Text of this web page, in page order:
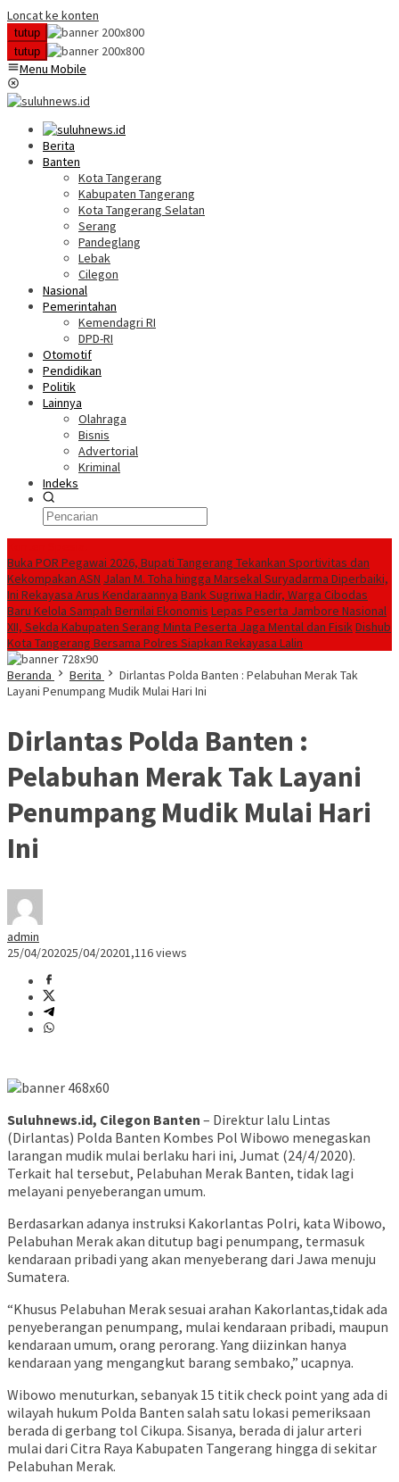
Loncat ke konten
tutup
tutup
Menu Mobile
Berita
Banten
Kota Tangerang
Kabupaten Tangerang
Kota Tangerang Selatan
Serang
Pandeglang
Lebak
Cilegon
Nasional
Pemerintahan
Kemendagri RI
DPD-RI
Otomotif
Pendidikan
Politik
Lainnya
Olahraga
Bisnis
Advertorial
Kriminal
Indeks
Buka POR Pegawai 2026, Bupati Tangerang Tekankan Sportivitas dan
Kekompakan ASN Jalan M. Toha hingga Marsekal Suryadarma Diperbaiki,
Ini Rekayasa Arus Kendaraannya Bank Sugriwa Hadir, Warga Cibodas
Baru Kelola Sampah Bernilai Ekonomis Lepas Peserta Jambore Nasional
XII, Sekda Kabupaten Serang Minta Peserta Jaga Mental dan FisikDishub
Kota Tangerang Bersama Polres Siapkan Rekayasa Lalin
Beranda
Berita
Dirlantas Polda Banten : Pelabuhan Merak Tak
Layani Penumpang Mudik Mulai Hari Ini
Dirlantas Polda Banten :
Pelabuhan Merak Tak Layani
Penumpang Mudik Mulai Hari
Ini
admin
25/04/202025/04/20201,116 views
Suluhnews.id, Cilegon Banten – Direktur lalu Lintas
(Dirlantas) Polda Banten Kombes Pol Wibowo menegaskan
larangan mudik mulai berlaku hari ini, Jumat (24/4/2020).
Terkait hal tersebut, Pelabuhan Merak Banten, tidak lagi
melayani penyeberangan umum.
Berdasarkan adanya instruksi Kakorlantas Polri, kata Wibowo,
Pelabuhan Merak akan ditutup bagi penumpang, termasuk
kendaraan pribadi yang akan menyeberang dari Jawa menuju
Sumatera.
“Khusus Pelabuhan Merak sesuai arahan Kakorlantas,tidak ada
penyeberangan penumpang, mulai kendaraan pribadi, maupun
kendaraan umum, orang perorang. Yang diizinkan hanya
kendaraan yang mengangkut barang sembako,” ucapnya.
Wibowo menuturkan, sebanyak 15 titik check point yang ada di
wilayah hukum Polda Banten salah satu lokasi pemeriksaan
berada di gerbang tol Cikupa. Sisanya, berada di jalur arteri
mulai dari Citra Raya Kabupaten Tangerang hingga di sekitar
Pelabuhan Merak.